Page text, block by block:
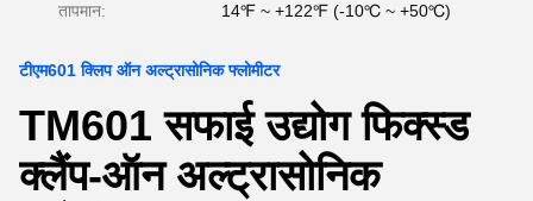
तापमान: 14℉ ~ +122℉ (-10℃ ~ +50℃)
टीएम601 क्लिप ऑन अल्ट्रासोनिक फ्लोमीटर
TM601 सफाई उद्योग फिक्स्ड
क्लैंप-ऑन अल्ट्रासोनिक